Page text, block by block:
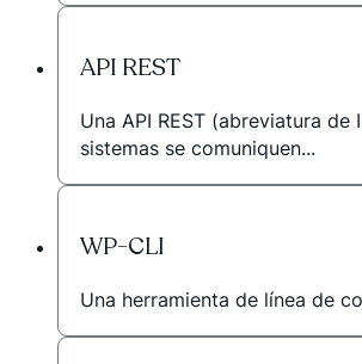
API REST
Una API REST (abreviatura
sistemas se comuniquen...
WP-CLI
Una herramienta de línea de